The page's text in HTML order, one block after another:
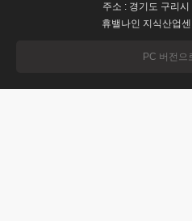
주소 : 경기도 구리
휴밸나인 지식산업
PC 버전으